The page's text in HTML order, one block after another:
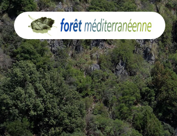
Panneau de gestion des cookies